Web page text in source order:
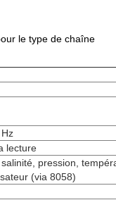
le type de chaîne
lecture
pression,
(via 8058)